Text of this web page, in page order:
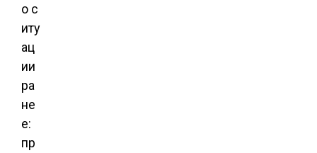
о с
иту
ац
ии
ра
не
е:
пр